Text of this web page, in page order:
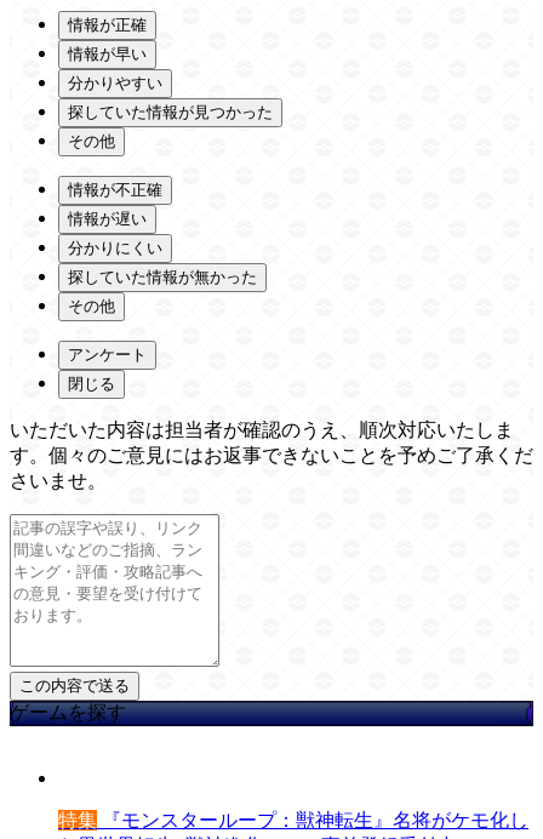
情報が正確
情報が早い
分かりやすい
探していた情報が見つかった
その他
情報が不正確
情報が遅い
分かりにくい
探していた情報が無かった
その他
アンケート
閉じる
いただいた内容は担当者が確認のうえ、順次対応いたしま
す。個々のご意見にはお返事できないことを予めご了承くだ
さいませ。
ゲームを探す
特集 『モンスターループ：獣神転生』名将がケモ化し